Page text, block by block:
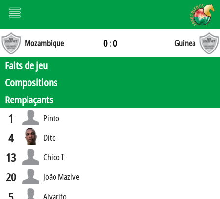
Mozambique 0 : 0 Guinea
Faits de jeu
Compositions
Remplaçants
1 Pinto
4 Dito
13 Chico I
20 João Mazive
Alvarito